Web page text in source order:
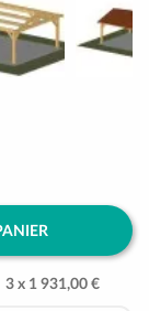
3 x 1 931,00 €